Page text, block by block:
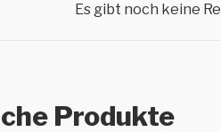
Es gibt noch keine
Produkte